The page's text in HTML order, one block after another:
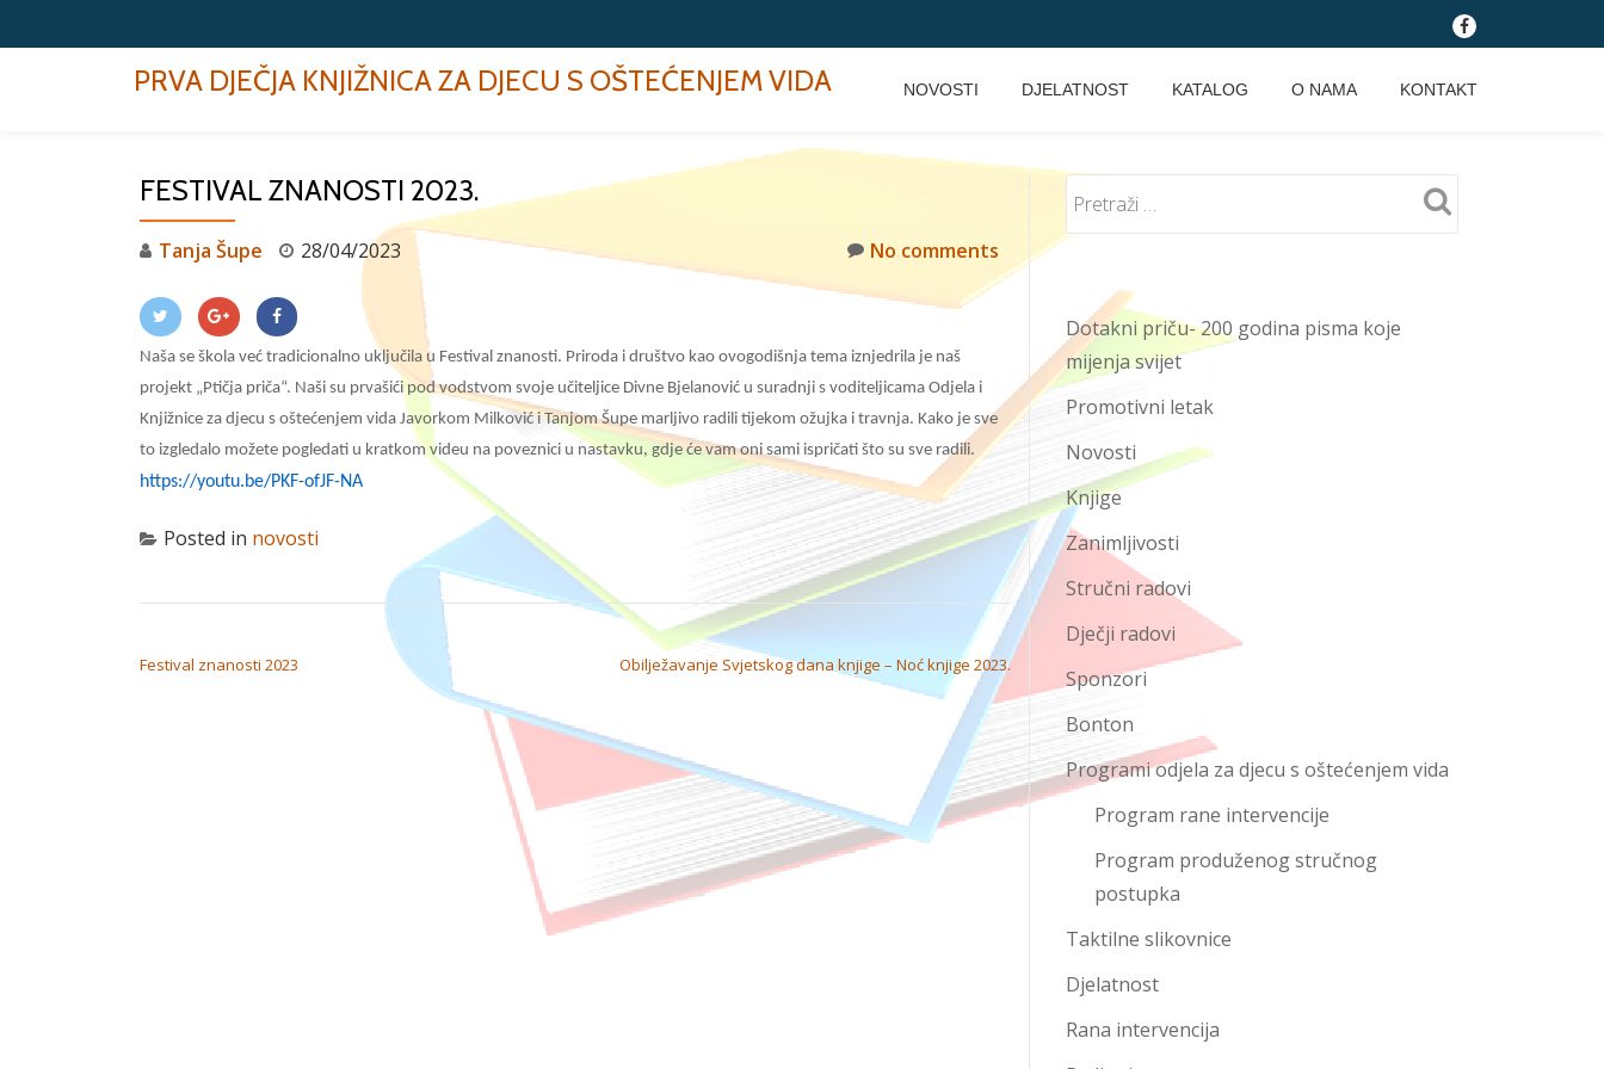
fa-
PRVA DJEČJA KNJIŽNICA ZA DJECU S OŠTEĆENJEM VIDA NOVOSTI DJELATNOST KATALOG O NAMA KONTAKT
FESTIVAL ZNANOSTI 2023.
Tanja Šupe 28/04/2023 No comments
Naša se škola već tradicionalno uključila u Festival znanosti. Priroda i društvo kao ovogodišnja tema iznjedrila je naš
projekt „Ptičja priča“. Naši su prvašići pod vodstvom svoje učiteljice Divne Bjelanović u suradnji s voditeljicama Odjela i
Knjižnice za djecu s oštećenjem vida Javorkom Milković i Tanjom Šupe marljivo radili tijekom ožujka i travnja. Kako je sve
to izgledalo možete pogledati u kratkom videu na poveznici u nastavku, gdje će vam oni sami ispričati što su sve radili.
https://youtu.be/PKF-ofJF-NA
Posted in novosti
Festival znanosti 2023 Obilježavanje Svjetskog dana knjige – Noć knjige 2023.
Dotakni priču- 200 godina pisma koje
mijenja svijet
Promotivni letak
Novosti
Knjige
Zanimljivosti
Stručni radovi
Dječji radovi
Sponzori
Bonton
Programi odjela za djecu s oštećenjem vida
Program rane intervencije
Program produženog stručnog
postupka
Taktilne slikovnice
Djelatnost
Rana intervencija